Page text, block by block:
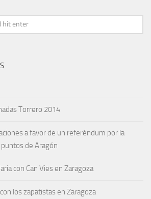
Torrero 2014
a favor de un referéndum por la
de Aragón
con Can Vies en Zaragoza
los zapatistas en Zaragoza